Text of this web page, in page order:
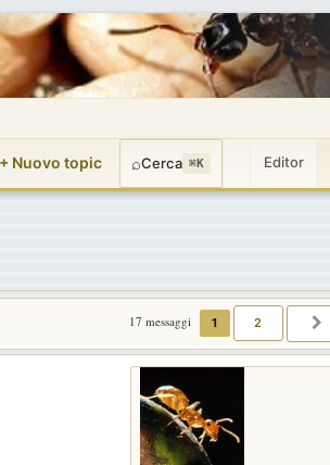
+ Nuovo topic ⌕Cerca ⌘K Editor
17 messaggi 1 2